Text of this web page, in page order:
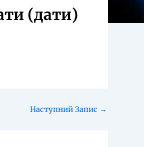
(дати)
Наступний Запис →